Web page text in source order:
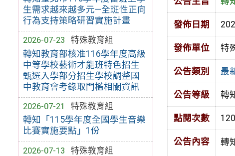
生需求越來越多元—全班性正向
行為支持策略研習實施計畫
2026-07-23
特殊教育組
轉知教育部核准116學年度高級
中等學校藝術才能班特色招生
甄選入學部分招生學校調整國
中教育會考錄取門檻相關資訊
2026-07-21
特殊教育組
轉知「115學年度全國學生音樂
比賽實施要點」1份
2026-07-13
特殊教育組
發佈日期
發佈單位 特
公告類別 最
公告等級 轉
點閱次數 120
公告內容 轉